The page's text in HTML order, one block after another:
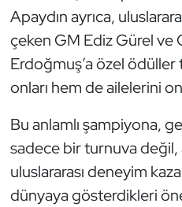
Apaydın ayrıca,
çeken GM Ediz Gürel ve
Erdoğmuş’a özel
onları hem de ailelerini
Bu anlamlı şampiyona,
sadece bir turnuva değil,
uluslararası deneyim
dünyaya gösterdikleri
Triatlon
Voleybol
Wushu Kungfu
Yelken